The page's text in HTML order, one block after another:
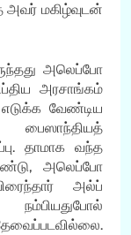
அவர் மகிழ்வுடன்
அலெப்போ
அரசாங்கம்
வேண்டிய
பைஸாந்தியத்
தாமாக வந்த
அலெப்போ
அல்ப்